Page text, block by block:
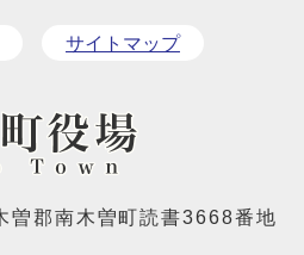
サイトマップ
郡南木曽町読書3668番地